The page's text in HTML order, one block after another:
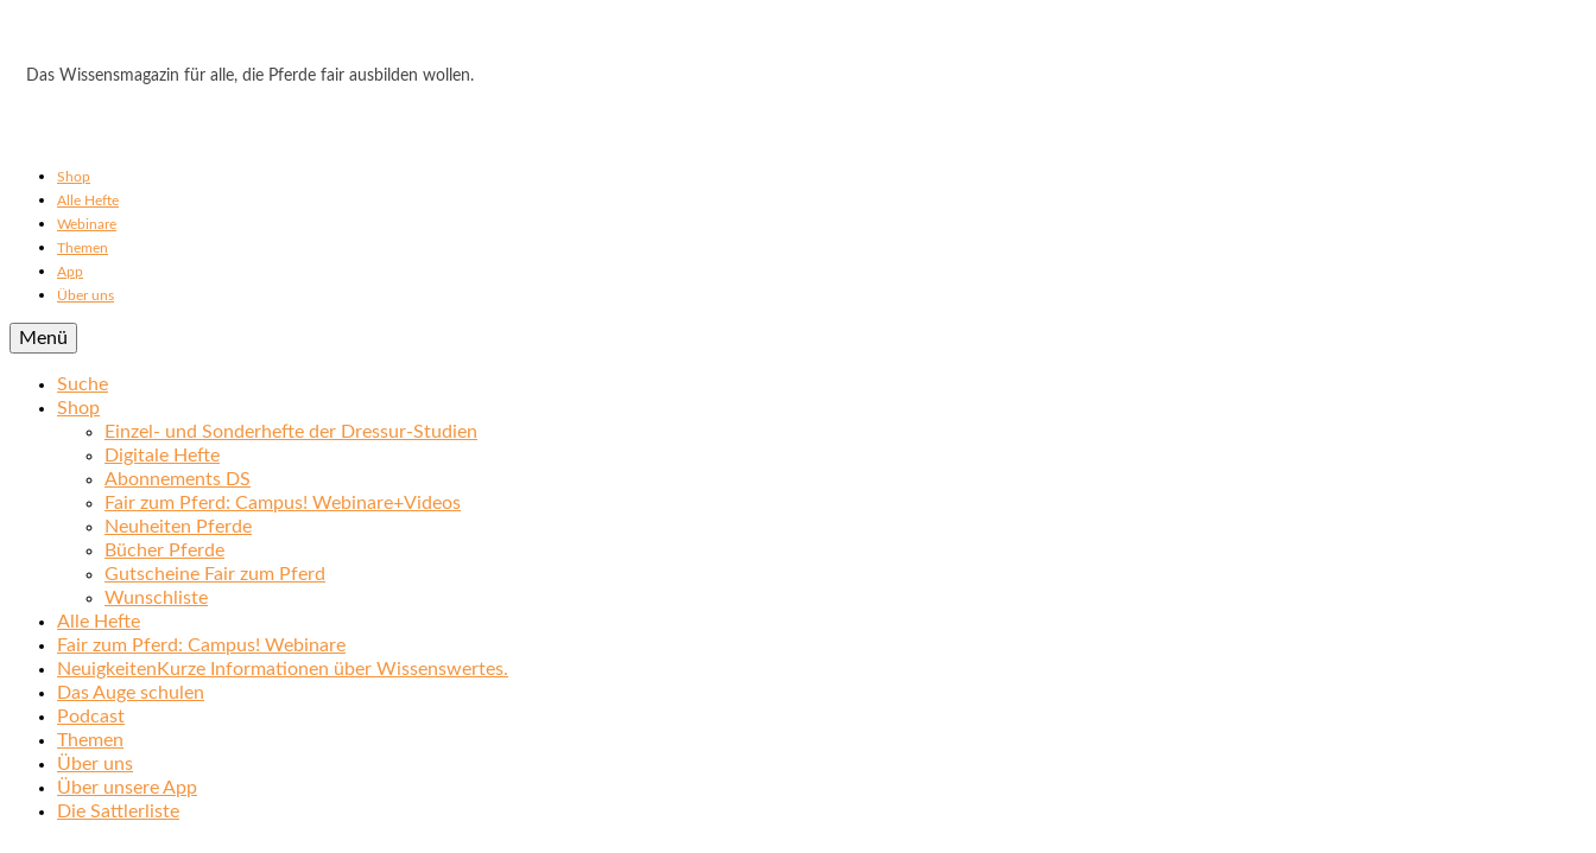
Das Wissensmagazin für alle, die Pferde fair ausbilden wollen.
Shop
Alle Hefte
Webinare
Themen
App
Über uns
Menü
Suche
Shop
Einzel- und Sonderhefte der Dressur-Studien
Digitale Hefte
Abonnements DS
Fair zum Pferd: Campus! Webinare+Videos
Neuheiten Pferde
Bücher Pferde
Gutscheine Fair zum Pferd
Wunschliste
Alle Hefte
Fair zum Pferd: Campus! Webinare
Neuigkeiten Kurze Informationen über Wissenswertes.
Das Auge schulen
Podcast
Themen
Über uns
Über unsere App
Die Sattlerliste